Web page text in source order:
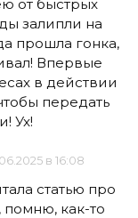
от быстрых
залипли на
прошла гонка,
Впервые
в действии
передать
Ух!
в 16:08
статью про
как-то